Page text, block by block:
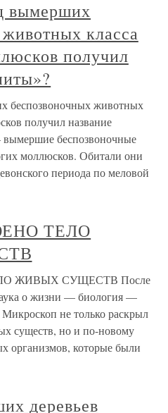
вымерших
класса
получил
беспозвоночных животных
получил название
беспозвоночные
моллюсков. Обитали они
периода по меловой
ТЕЛО
ЖИВЫХ СУЩЕСТВ После
о жизни — биология —
Микроскоп не только раскрыл
существ, но и по-новому
организмов, которые были
деревьев